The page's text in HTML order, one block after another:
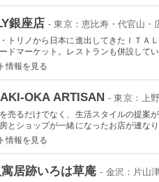
銀座店 - 東京：恵比寿・代官山・
トリノから日本に進出してきたＩＴＡ
ドマーケット。レストランも併設して
情報を見る
OKA ARTISAN - 東京：上
売るだけでなく、生活スタイルの提案
とショップが一緒になったお店が連な
情報を見る
居跡いろは草庵 - 金沢：片山